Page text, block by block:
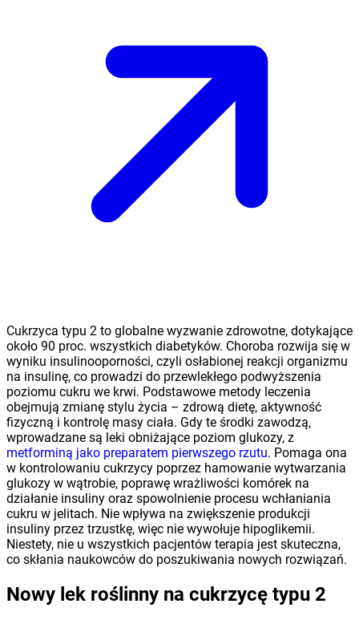
Cukrzyca typu 2 to globalne wyzwanie zdrowotne, dotykające
około 90 proc. wszystkich diabetyków. Choroba rozwija się w
wyniku insulinooporności, czyli osłabionej reakcji organizmu
na insulinę, co prowadzi do przewlekłego podwyższenia
poziomu cukru we krwi. Podstawowe metody leczenia
obejmują zmianę stylu życia – zdrową dietę, aktywność
fizyczną i kontrolę masy ciała. Gdy te środki zawodzą,
wprowadzane są leki obniżające poziom glukozy, z
metforminą jako preparatem pierwszego rzutu. Pomaga ona
w kontrolowaniu cukrzycy poprzez hamowanie wytwarzania
glukozy w wątrobie, poprawę wrażliwości komórek na
działanie insuliny oraz spowolnienie procesu wchłaniania
cukru w jelitach. Nie wpływa na zwiększenie produkcji
insuliny przez trzustkę, więc nie wywołuje hipoglikemii.
Niestety, nie u wszystkich pacjentów terapia jest skuteczna,
co skłania naukowców do poszukiwania nowych rozwiązań.
Nowy lek roślinny na cukrzycę typu 2